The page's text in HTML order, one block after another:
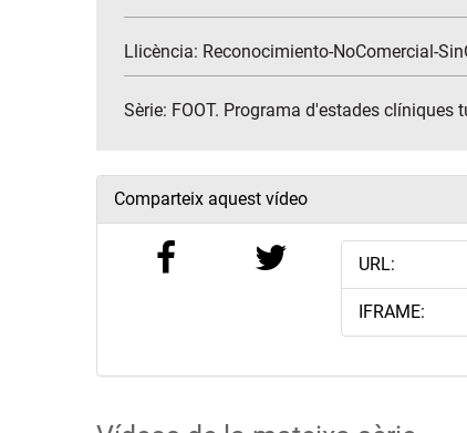
Llicència: Reconocimiento-NoComercial-
Sèrie: FOOT. Programa d'estades clíniques
Comparteix aquest vídeo
URL:
IFRAME: